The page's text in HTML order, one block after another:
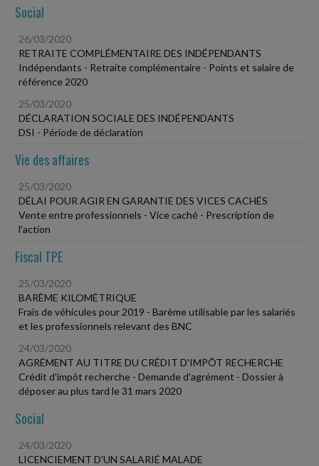
Social
26/03/2020
RETRAITE COMPLÉMENTAIRE DES INDÉPENDANTS
Indépendants - Retraite complémentaire - Points et salaire de
référence 2020
25/03/2020
DÉCLARATION SOCIALE DES INDÉPENDANTS
DSI - Période de déclaration
Vie des affaires
25/03/2020
DÉLAI POUR AGIR EN GARANTIE DES VICES CACHÉS
Vente entre professionnels - Vice caché - Prescription de
l'action
Fiscal TPE
25/03/2020
BARÈME KILOMÉTRIQUE
Frais de véhicules pour 2019 - Barème utilisable par les salariés
et les professionnels relevant des BNC
24/03/2020
AGRÉMENT AU TITRE DU CRÉDIT D'IMPÔT RECHERCHE
Crédit d'impôt recherche - Demande d'agrément - Dossier à
déposer au plus tard le 31 mars 2020
Social
24/03/2020
LICENCIEMENT D'UN SALARIÉ MALADE